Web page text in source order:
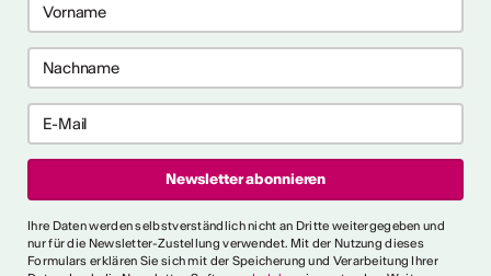
2027 in Prag
bis 28. April 2027) ist ein 10-
für Recherche-,
Es bietet
kollektive Begleitung und
10. September
choreografische
urbaner Tanz
Ihre Daten werden selbstverständlich nicht an Dritte weitergegeben und
nur für die Newsletter-Zustellung verwendet. Mit der Nutzung dieses
Formulars erklären Sie sich mit der Speicherung und Verarbeitung Ihrer